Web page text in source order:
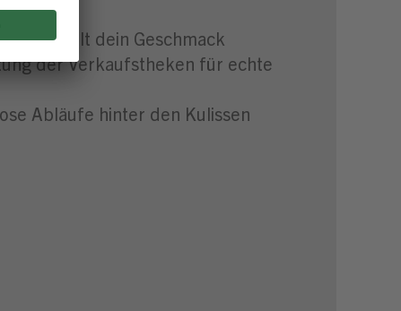
hier zählt dein Geschmack
der Verkaufstheken für echte
Abläufe hinter den Kulissen